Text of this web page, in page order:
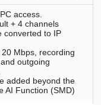
access.
+ 4 channels
converted to IP
Mbps, recording
outgoing
added beyond the
AI Function (SMD)